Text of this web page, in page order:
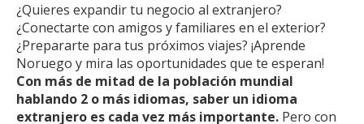
¿Quieres expandir tu negocio al extranjero?
¿Conectarte con amigos y familiares en el exterior?
¿Prepararte para tus próximos viajes? ¡Aprende
Noruego y mira las oportunidades que te esperan!
Con más de mitad de la población mundial
hablando 2 o más idiomas, saber un idioma
extranjero es cada vez más importante. Pero con